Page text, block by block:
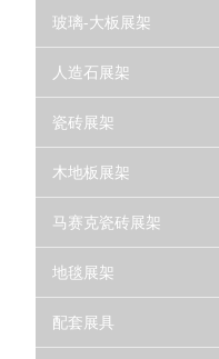
玻璃-大板展架
人造石展架
瓷砖展架
木地板展架
马赛克瓷砖展架
地毯展架
配套展具